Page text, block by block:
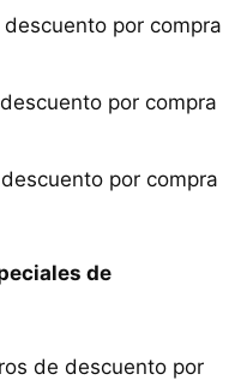
por compra
por compra
por compra
de
de descuento por